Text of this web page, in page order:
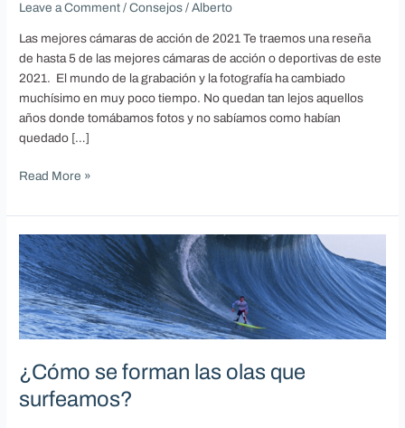
Leave a Comment /Consejos /Alberto
Las mejores cámaras de acción de 2021 Te traemos una reseña
de hasta 5 de las mejores cámaras de acción o deportivas de este
2021. El mundo de la grabación y la fotografía ha cambiado
muchísimo en muy poco tiempo. No quedan tan lejos aquellos
años donde tomábamos fotos y no sabíamos como habían
quedado […]
Read More »
¿Cómo se forman las olas que
surfeamos?
¿Cómo
se
forman
las
olas
que
surfeamos?